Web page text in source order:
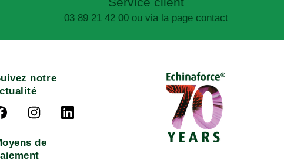
03 89 21 42 00 ou via la page contact
notre
de